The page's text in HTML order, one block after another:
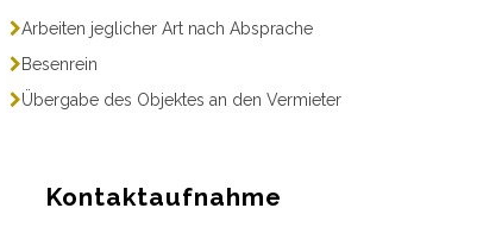
Arbeiten jeglicher Art nach Absprache
Besenrein
Übergabe des Objektes an den Vermieter
Kontaktaufnahme